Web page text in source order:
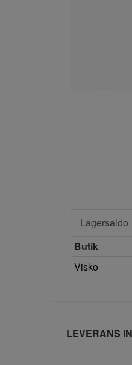
Lagersaldo
Butik
Visko
LEVERANS